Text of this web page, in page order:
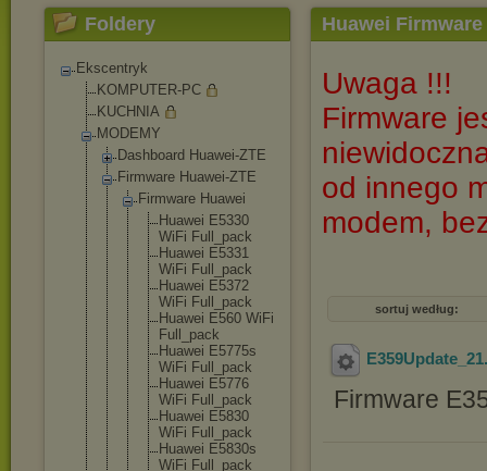
Foldery
Ekscentryk
KOMPUTER-PC
KUCHNIA
MODEMY
Dashboard Huawei-ZTE
Firmware Huawei-ZTE
Firmware Huawei
Huawei E5330
WiFi Full_pac k
Huawei E5331
WiFi Full_pac k
Huawei E5372
WiFi Full_pac k
Huawei E560 WiFi
Full_pac k
Huawei E5775s
WiFi Full_pac k
Huawei E5776
WiFi Full_pac k
Huawei E5830
WiFi Full_pac k
Huawei E5830s
WiFi Full_pac k
Huawei Firmware
Uwaga !!!
Firmware
od innego
modem,
sortuj według:
Firmware